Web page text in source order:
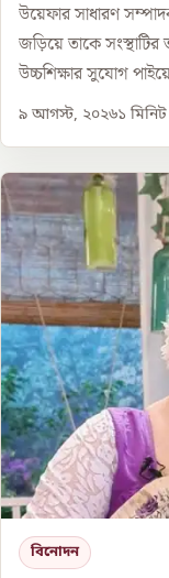
উয়েফার সাধারণ
জড়িয়ে তাকে
উচ্চশিক্ষার সুযোগ
৯ আগস্ট, ২০২৬১
বিনোদন